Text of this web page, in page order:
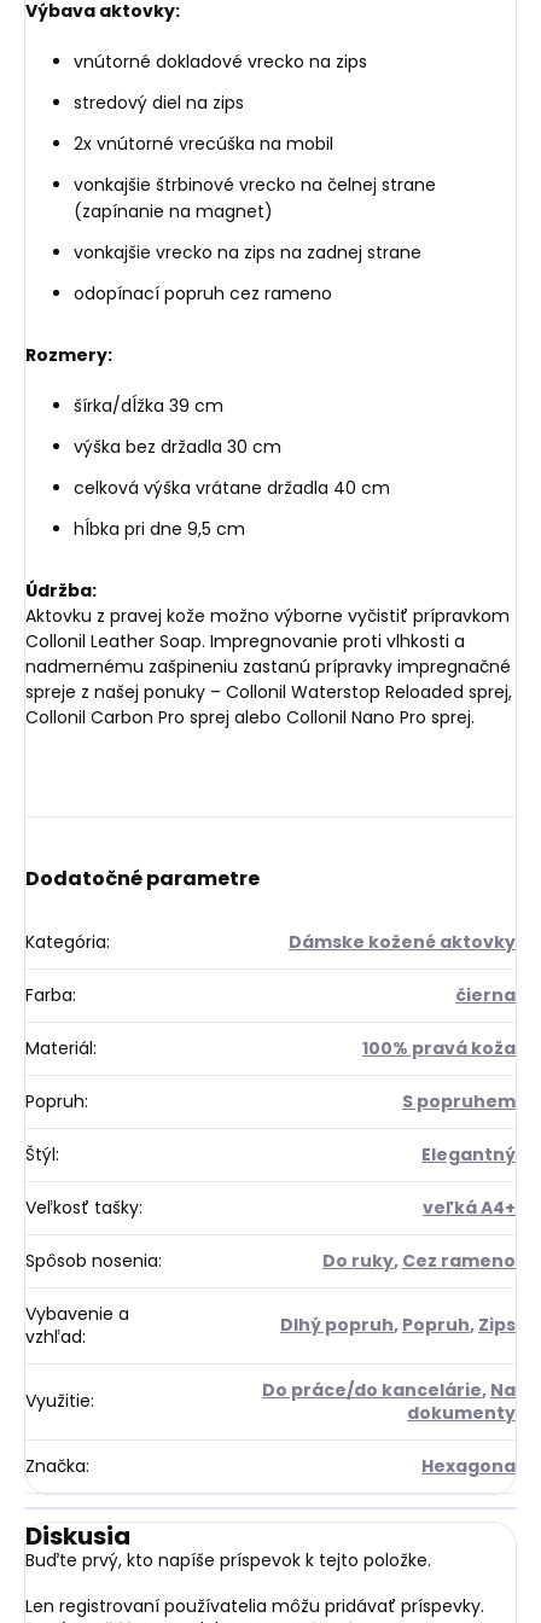
Výbava aktovky:
vnútorné dokladové vrecko na zips
stredový diel na zips
2x vnútorné vrecúška na mobil
vonkajšie štrbinové vrecko na čelnej strane
(zapínanie na magnet)
vonkajšie vrecko na zips na zadnej strane
odopínací popruh cez rameno
Rozmery:
šírka/dĺžka 39 cm
výška bez držadla 30 cm
celková výška vrátane držadla 40 cm
hĺbka pri dne 9,5 cm
Údržba:
Aktovku z pravej kože možno výborne vyčistiť prípravkom
Collonil Leather Soap. Impregnovanie proti vlhkosti a
nadmernému zašpineniu zastanú prípravky impregnačné
spreje z našej ponuky – Collonil Waterstop Reloaded sprej,
Collonil Carbon Pro sprej alebo Collonil Nano Pro sprej.
Dodatočné parametre
Kategória: Dámske kožené aktovky
Farba: čierna
Materiál: 100% pravá koža
Popruh: S popruhem
Štýl: Elegantný
Veľkosť tašky: veľká A4+
Spôsob nosenia: Do ruky, Cez rameno
Vybavenie a
vzhľad: Dlhý popruh, Popruh, Zips
Využitie: Do práce/do kancelárie, Na
dokumenty
Značka: Hexagona
Diskusia
Buďte prvý, kto napíše príspevok k tejto položke.
Len registrovaní používatelia môžu pridávať príspevky.